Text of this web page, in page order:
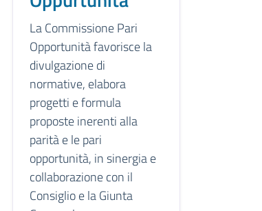
La Commissione Pari
Opportunità favorisce la
divulgazione di
normative, elabora
progetti e formula
proposte inerenti alla
parità e le pari
opportunità, in sinergia e
collaborazione con il
Consiglio e la Giunta